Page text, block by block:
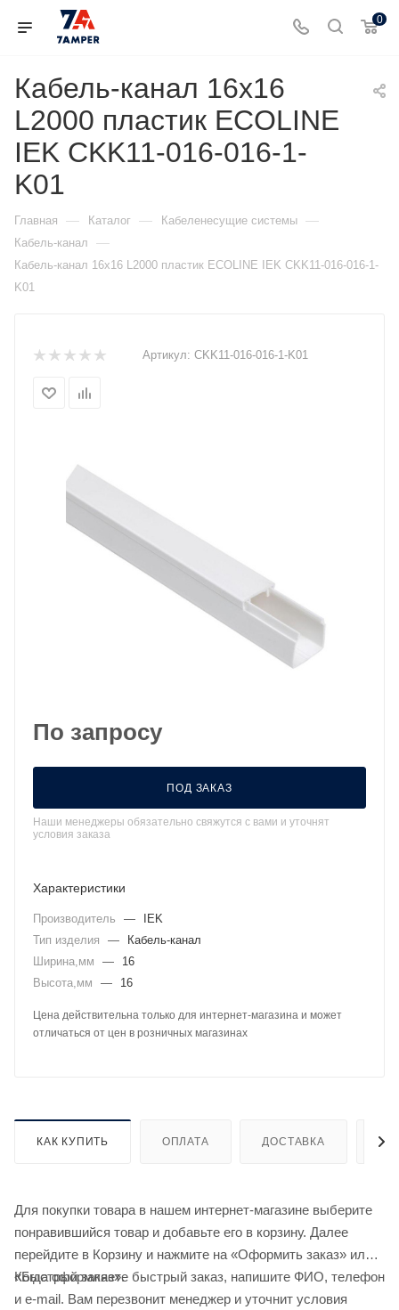
0
Кабель-канал 16х16
L2000 пластик ECOLINE
IEK CKK11-016-016-1-
K01
Главная — Каталог — Кабеленесущие системы —
Кабель-канал —
Кабель-канал 16х16 L2000 пластик ECOLINE IEK CKK11-016-016-1-
K01
Артикул: CKK11-016-016-1-K01
По запросу
ПОД ЗАКАЗ
Наши менеджеры обязательно свяжутся с вами и уточнят
условия заказа
Характеристики
Производитель —
IEK
Тип изделия
—
Кабель-канал
Ширина,мм
—
16
Высота,мм
— 16
Цена действительна только для интернет-магазина и может
отличаться от цен в розничных магазинах
КАК КУПИТЬ ОПЛАТА ДОСТАВКА
Для покупки товара в нашем интернет-магазине выберите
понравившийся товар и добавьте его в корзину. Далее
перейдите в Корзину и нажмите на «Оформить заказ» или
«Быстрый заказ».
Когда оформляете быстрый заказ, напишите ФИО, телефон
и e-mail. Вам перезвонит менеджер и уточнит условия